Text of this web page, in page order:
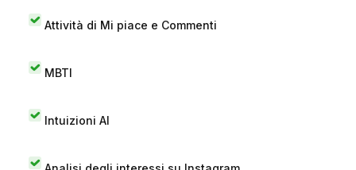
Attività di Mi piace e Commenti
MBTI
Intuizioni AI